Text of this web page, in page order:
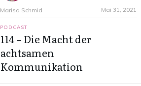
Marisa Schmid Mai 31, 2021
PODCAST
114 – Die Macht der
achtsamen
Kommunikation